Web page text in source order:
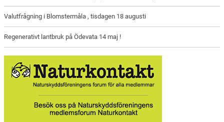
Valutfrågning i Blomstermåla , tisdagen 18 augusti
Regenerativt lantbruk på Ödevata 14 maj !